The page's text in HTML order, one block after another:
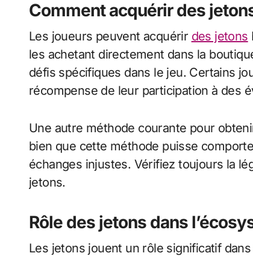
Comment acquérir des
Les joueurs peuvent acquérir des jetons
les achetant directement dans la
défis spécifiques dans le jeu. Certains
récompense de leur participation à des
Une autre méthode courante pour
bien que cette méthode puisse
échanges injustes. Vérifiez toujours la
jetons.
Rôle des jetons dans
Les jetons jouent un rôle significatif